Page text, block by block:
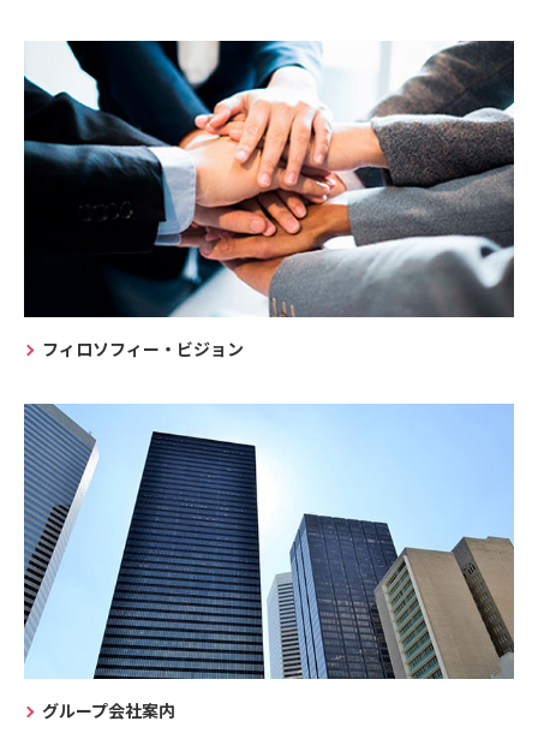
フィロソフィー・ビジョン
グループ会社案内